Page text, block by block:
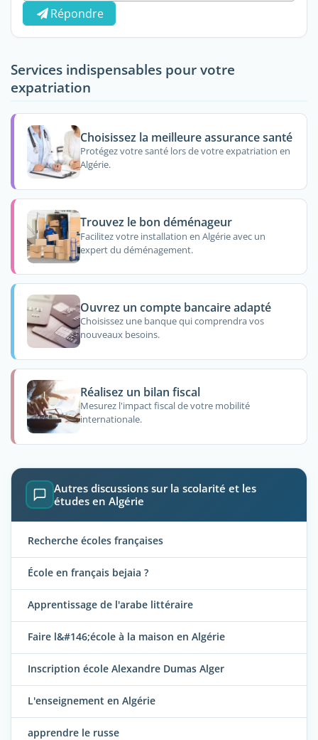
Répondre
Services indispensables pour votre
expatriation
Choisissez la meilleure assurance santé
Protégez votre santé lors de votre expatriation en
Algérie.
Trouvez le bon déménageur
Facilitez votre installation en Algérie avec un
expert du déménagement.
Ouvrez un compte bancaire adapté
Choisissez une banque qui comprendra vos
nouveaux besoins.
Réalisez un bilan fiscal
Mesurez l'impact fiscal de votre mobilité
internationale.
Autres discussions sur la scolarité et les
études en Algérie
Recherche écoles françaises
École en français bejaia ?
Apprentissage de l'arabe littéraire
Faire l&#146;école à la maison en Algérie
Inscription école Alexandre Dumas Alger
L'enseignement en Algérie
apprendre le russe